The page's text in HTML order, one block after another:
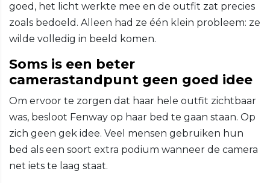
goed, het licht werkte mee en de outfit zat precies
zoals bedoeld. Alleen had ze één klein probleem: ze
wilde volledig in beeld komen.
Soms is een beter
camerastandpunt geen goed idee
Om ervoor te zorgen dat haar hele outfit zichtbaar
was, besloot Fenway op haar bed te gaan staan. Op
zich geen gek idee. Veel mensen gebruiken hun
bed als een soort extra podium wanneer de camera
net iets te laag staat.